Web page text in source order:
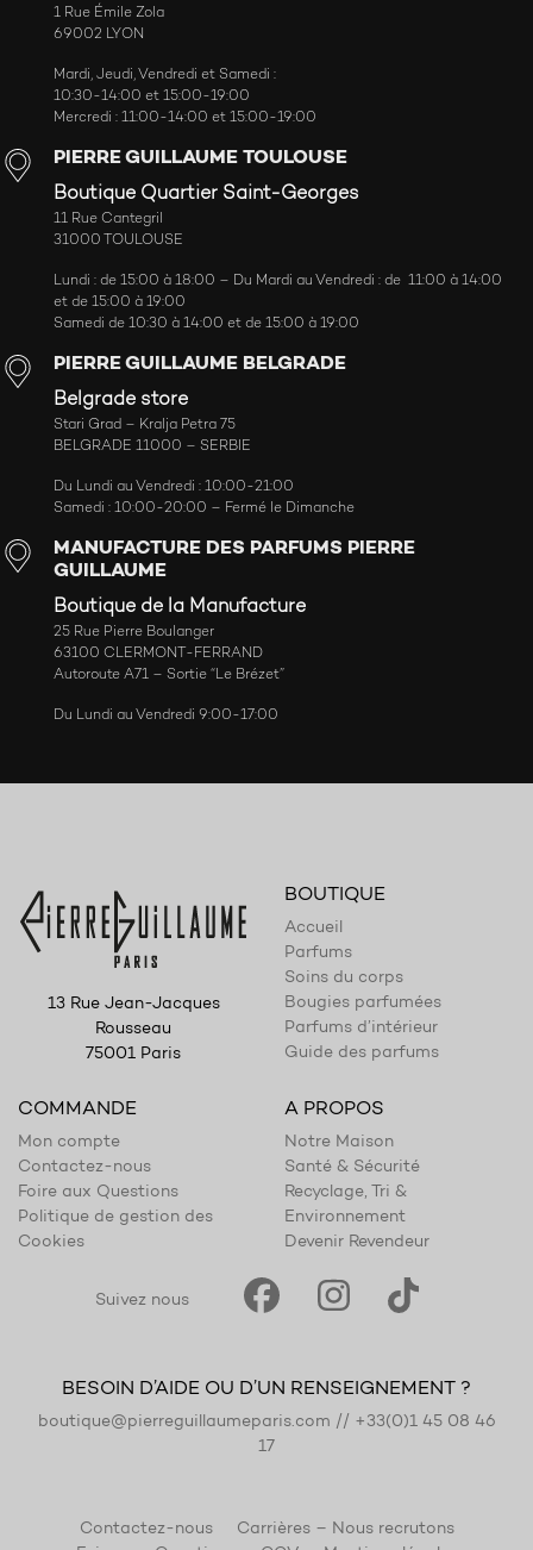
1 Rue Émile Zola
69002 LYON
Mardi, Jeudi, Vendredi et Samedi :
10:30-14:00 et 15:00-19:00
Mercredi : 11:00-14:00 et 15:00-19:00
PIERRE GUILLAUME TOULOUSE
Boutique Quartier Saint-Georges
11 Rue Cantegril
31000 TOULOUSE
Lundi : de 15:00 à 18:00 – Du Mardi au Vendredi : de 11:00 à 14:00
et de 15:00 à 19:00
Samedi de 10:30 à 14:00 et de 15:00 à 19:00
PIERRE GUILLAUME BELGRADE
Belgrade store
Stari Grad – Kralja Petra 75
BELGRADE 11000 – SERBIE
Du Lundi au Vendredi : 10:00-21:00
Samedi : 10:00-20:00 – Fermé le Dimanche
MANUFACTURE DES PARFUMS PIERRE
GUILLAUME
Boutique de la Manufacture
25 Rue Pierre Boulanger
63100 CLERMONT-FERRAND
Autoroute A71 – Sortie “Le Brézet”
Du Lundi au Vendredi 9:00-17:00
13 Rue Jean-Jacques
Rousseau
75001 Paris
BOUTIQUE
Accueil
Parfums
Soins du corps
Bougies parfumées
Parfums d’intérieur
Guide des parfums
COMMANDE
Mon compte
Contactez-nous
Foire aux Questions
Politique de gestion des
Cookies
A PROPOS
Notre Maison
Santé & Sécurité
Recyclage, Tri &
Environnement
Devenir Revendeur
Suivez nous
BESOIN D’AIDE OU D’UN RENSEIGNEMENT ?
boutique@pierreguillaumeparis.com // +33(0)1 45 08 46
17
Contactez-nous
Carrières – Nous recrutons